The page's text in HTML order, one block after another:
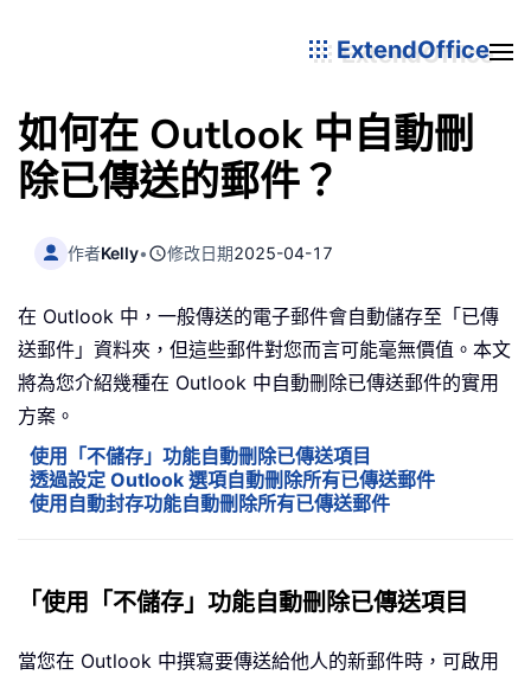
ExtendOffice
如何在 Outlook 中自動刪
除已傳送的郵件？
作者Kelly• 修改日期2025-04-17
在 Outlook 中，一般傳送的電子郵件會自動儲存至「已傳
送郵件」資料夾，但這些郵件對您而言可能毫無價值。本文
將為您介紹幾種在 Outlook 中自動刪除已傳送郵件的實用
方案。
使用「不儲存」功能自動刪除已傳送項目
透過設定 Outlook 選項自動刪除所有已傳送郵件
使用自動封存功能自動刪除所有已傳送郵件
「使用「不儲存」功能自動刪除已傳送項目
當您在 Outlook 中撰寫要傳送給他人的新郵件時，可啟用